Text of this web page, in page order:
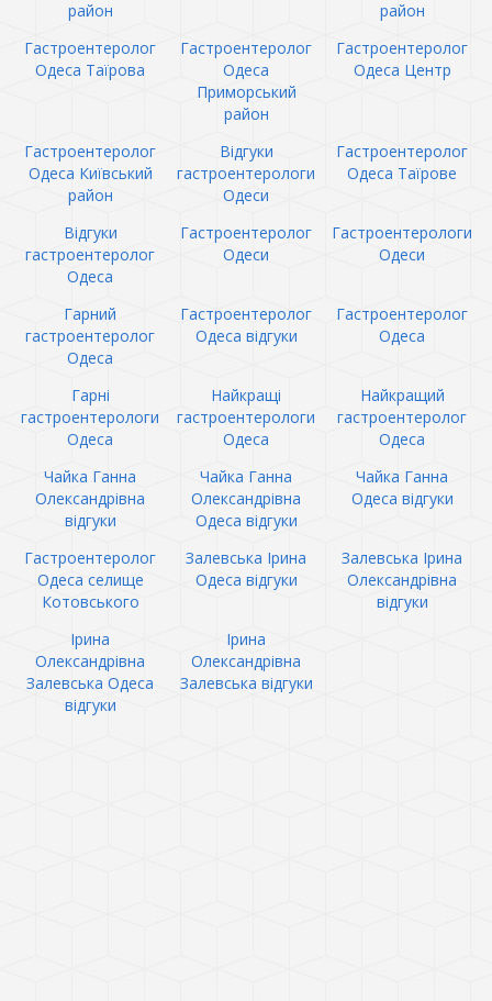
район
район
Гастроентеролог
Одеса Таїрова
Гастроентеролог
Одеса
Приморський
район
Гастроентеролог
Одеса Центр
Гастроентеролог
Одеса Київський
район
Відгуки
гастроентерологи
Одеси
Гастроентеролог
Одеса Таїрове
Відгуки
гастроентеролог
Одеса
Гастроентеролог
Одеси
Гастроентерологи
Одеси
Гарний
гастроентеролог
Одеса
Гастроентеролог
Одеса відгуки
Гастроентеролог
Одеса
Гарні
гастроентерологи
Одеса
Найкращі
гастроентерологи
Одеса
Найкращий
гастроентеролог
Одеса
Чайка Ганна
Олександрівна
відгуки
Чайка Ганна
Олександрівна
Одеса відгуки
Чайка Ганна
Одеса відгуки
Гастроентеролог
Одеса селище
Котовського
Залевська Ірина
Одеса відгуки
Залевська Ірина
Олександрівна
відгуки
Ірина
Олександрівна
Залевська Одеса
відгуки
Ірина
Олександрівна
Залевська відгуки